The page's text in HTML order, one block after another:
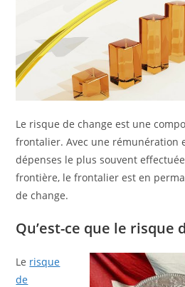
Le risque de change est une
frontalier. Avec une rémunération
dépenses le plus souvent
frontière, le frontalier est en
de change.
Qu’est-ce que le risque
Le risque
de